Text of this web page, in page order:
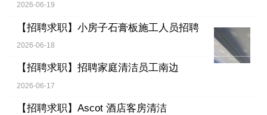
2026-06-19
【招聘求职】 小房子石膏板施工人员招聘
2026-06-18
【招聘求职】 招聘家庭清洁员工南边
2026-06-17
【招聘求职】 Ascot 酒店客房清洁